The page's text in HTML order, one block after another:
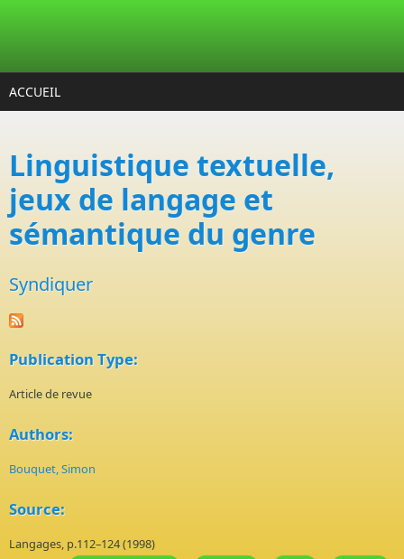
ACCUEIL
Linguistique textuelle,
jeux de langage et
sémantique du genre
Syndiquer
Publication Type:
Article de revue
Authors:
Bouquet, Simon
Source:
Langages, p.112–124 (1998)